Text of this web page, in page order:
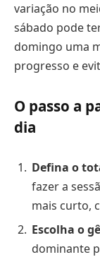
variação no
sábado pode
domingo uma
progresso e
O passo a
dia
Defina o
fazer a
mais curto,
Escolha o
dominante